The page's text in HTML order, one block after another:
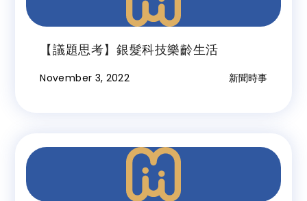
【議題思考】銀髮科技樂齡生活
November 3, 2022 新聞時事